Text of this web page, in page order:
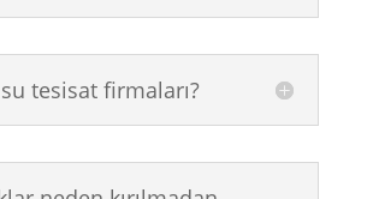
tesisat firmaları?